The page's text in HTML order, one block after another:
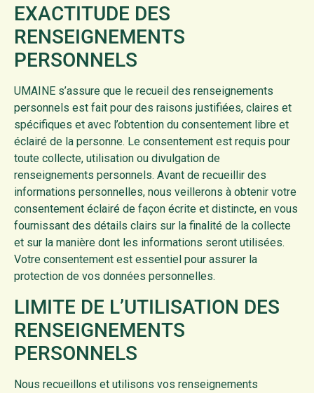
EXACTITUDE DES
RENSEIGNEMENTS
PERSONNELS
UMAINE s’assure que le recueil des renseignements
personnels est fait pour des raisons justifiées, claires et
spécifiques et avec l’obtention du consentement libre et
éclairé de la personne. Le consentement est requis pour
toute collecte, utilisation ou divulgation de
renseignements personnels. Avant de recueillir des
informations personnelles, nous veillerons à obtenir votre
consentement éclairé de façon écrite et distincte, en vous
fournissant des détails clairs sur la finalité de la collecte
et sur la manière dont les informations seront utilisées.
Votre consentement est essentiel pour assurer la
protection de vos données personnelles.
LIMITE DE L’UTILISATION DES
RENSEIGNEMENTS
PERSONNELS
Nous recueillons et utilisons vos renseignements